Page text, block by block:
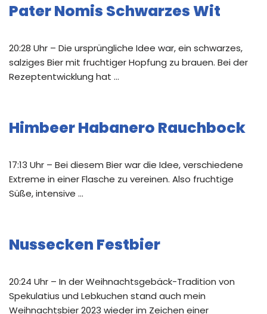
Pater Nomis Schwarzes Wit
20:28 Uhr – Die ursprüngliche Idee war, ein schwarzes,
salziges Bier mit fruchtiger Hopfung zu brauen. Bei der
Rezeptentwicklung hat …
Himbeer Habanero Rauchbock
17:13 Uhr – Bei diesem Bier war die Idee, verschiedene
Extreme in einer Flasche zu vereinen. Also fruchtige
Süße, intensive …
Nussecken Festbier
20:24 Uhr – In der Weihnachtsgebäck-Tradition von
Spekulatius und Lebkuchen stand auch mein
Weihnachtsbier 2023 wieder im Zeichen einer